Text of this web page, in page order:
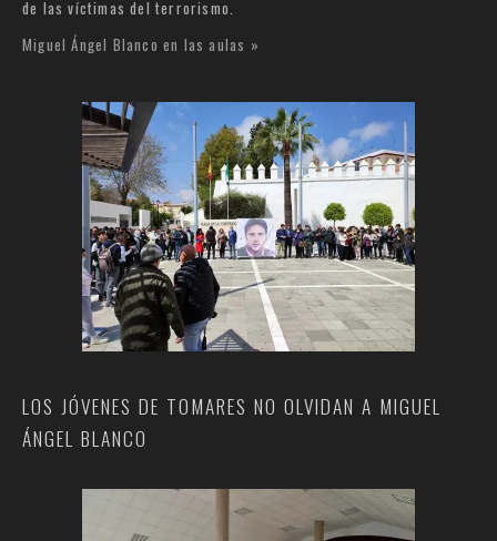
de las víctimas del terrorismo.
Miguel Ángel Blanco en las aulas »
LOS JÓVENES DE TOMARES NO OLVIDAN A MIGUEL
ÁNGEL BLANCO